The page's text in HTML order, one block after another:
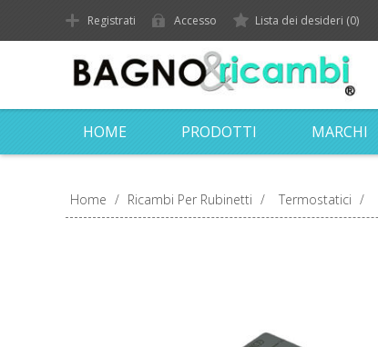
Registrati Accesso Lista dei desideri (0)
HOME PRODOTTI MARCHI
Home / Ricambi Per Rubinetti / Termostatici /